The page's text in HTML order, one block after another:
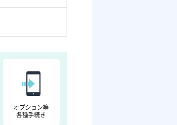
オプション等
各種手続き